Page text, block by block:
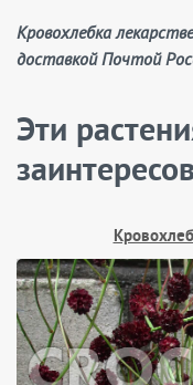
Кровохлебка лекарственная «Lemon Splash» по низкой цене с
доставкой Почтой
Эти